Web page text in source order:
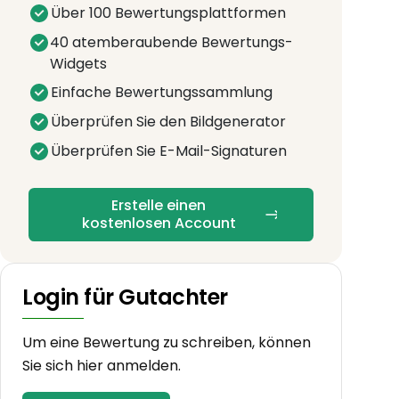
Über 100 Bewertungsplattformen
40 atemberaubende Bewertungs-
Widgets
Einfache Bewertungssammlung
Überprüfen Sie den Bildgenerator
Überprüfen Sie E-Mail-Signaturen
Erstelle einen
kostenlosen Account
Login für Gutachter
Um eine Bewertung zu schreiben, können
Sie sich hier anmelden.